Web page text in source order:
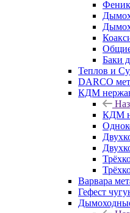
Баки
Теплов и
DARCO
КДМ
КДМ
Варвара
Гефест